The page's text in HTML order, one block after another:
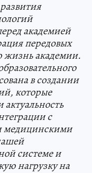
академией
передовых
академии.
в создании
которые
актуальность
с
медицинскими
системе и
нагрузку на